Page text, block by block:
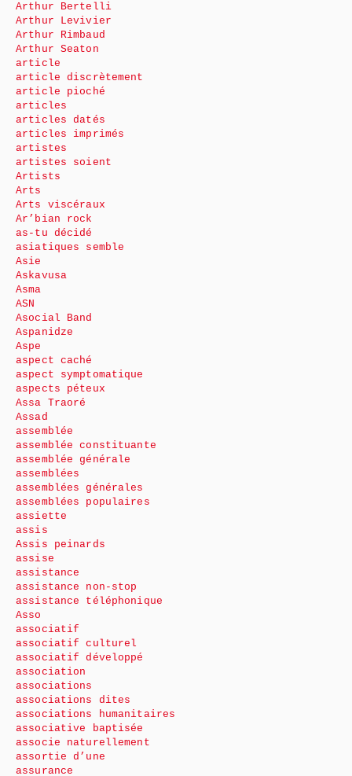
Arthur Bertelli
Arthur Levivier
Arthur Rimbaud
Arthur Seaton
article
article discrètement
article pioché
articles
articles datés
articles imprimés
artistes
artistes soient
Artists
Arts
Arts viscéraux
Ar’bian rock
as-tu décidé
asiatiques semble
Asie
Askavusa
Asma
ASN
Asocial Band
Aspanidze
Aspe
aspect caché
aspect symptomatique
aspects péteux
Assa Traoré
Assad
assemblée
assemblée constituante
assemblée générale
assemblées
assemblées générales
assemblées populaires
assiette
assis
Assis peinards
assise
assistance
assistance non-stop
assistance téléphonique
Asso
associatif
associatif culturel
associatif développé
association
associations
associations dites
associations humanitaires
associative baptisée
associe naturellement
assortie d’une
assurance